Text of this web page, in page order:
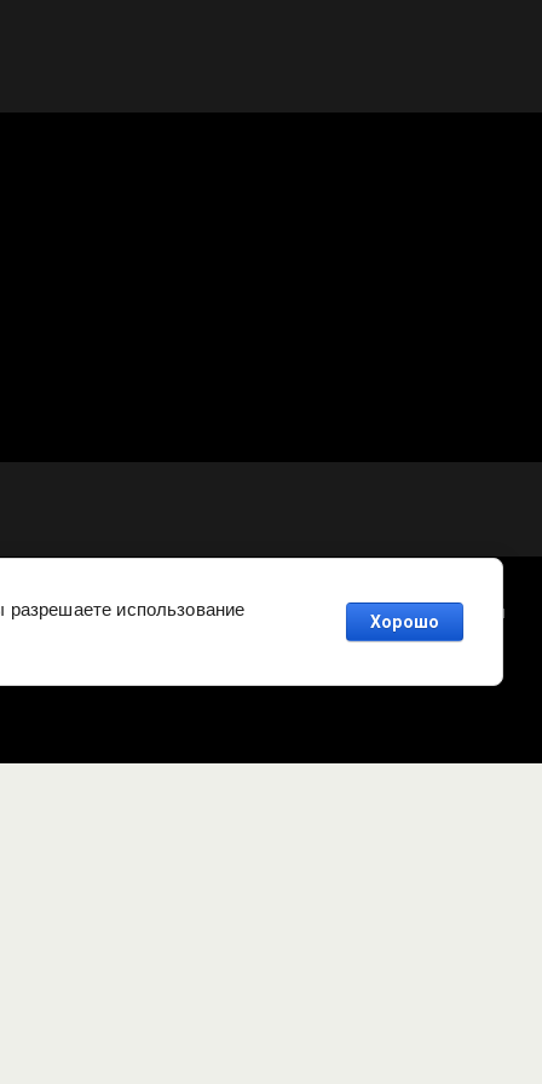
Создание сайтов : megagroup.ru
использование
Хорошо